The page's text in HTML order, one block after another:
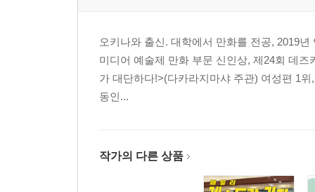
오키나와 출신. 대학에서 만화를 전공, 2019
미디어 예술제 만화 부문 신인상, 제24회 데
가 대단하다!>(다카라지마샤 주관) 여성편 1
동인...
작가의 다른 상품